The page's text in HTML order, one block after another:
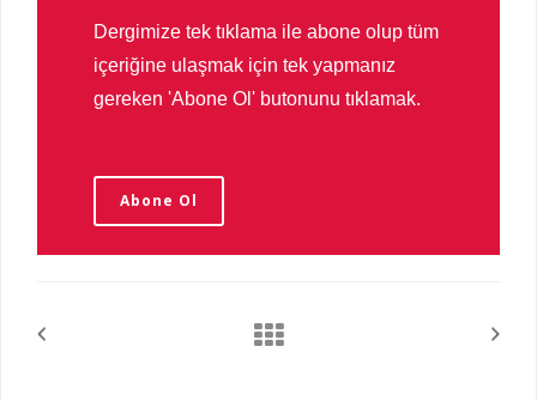
Dergimize tek tıklama ile abone olup tüm
içeriğine ulaşmak için tek yapmanız
gereken 'Abone Ol' butonunu tıklamak.
Abone Ol